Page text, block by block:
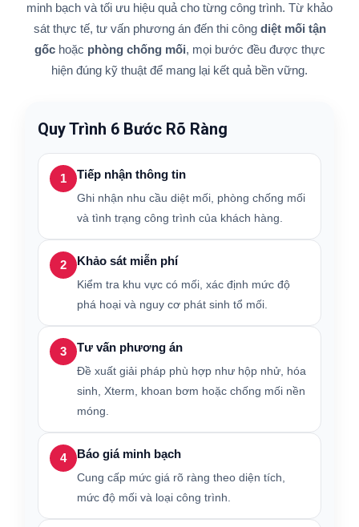
minh bạch và tối ưu hiệu quả cho từng công trình. Từ khảo
sát thực tế, tư vấn phương án đến thi công diệt mối tận
gốchoặc phòng chống mối, mọi bước đều được thực
hiện đúng kỹ thuật để mang lại kết quả bền vững.
Quy Trình 6 Bước Rõ Ràng
1 Tiếp nhận thông tin
Ghi nhận nhu cầu diệt mối, phòng chống mối
và tình trạng công trình của khách hàng.
2 Khảo sát miễn phí
Kiểm tra khu vực có mối, xác định mức độ
phá hoại và nguy cơ phát sinh tổ mối.
3 Tư vấn phương án
Đề xuất giải pháp phù hợp như hộp nhử, hóa
sinh, Xterm, khoan bơm hoặc chống mối nền
móng.
4 Báo giá minh bạch
Cung cấp mức giá rõ ràng theo diện tích,
mức độ mối và loại công trình.